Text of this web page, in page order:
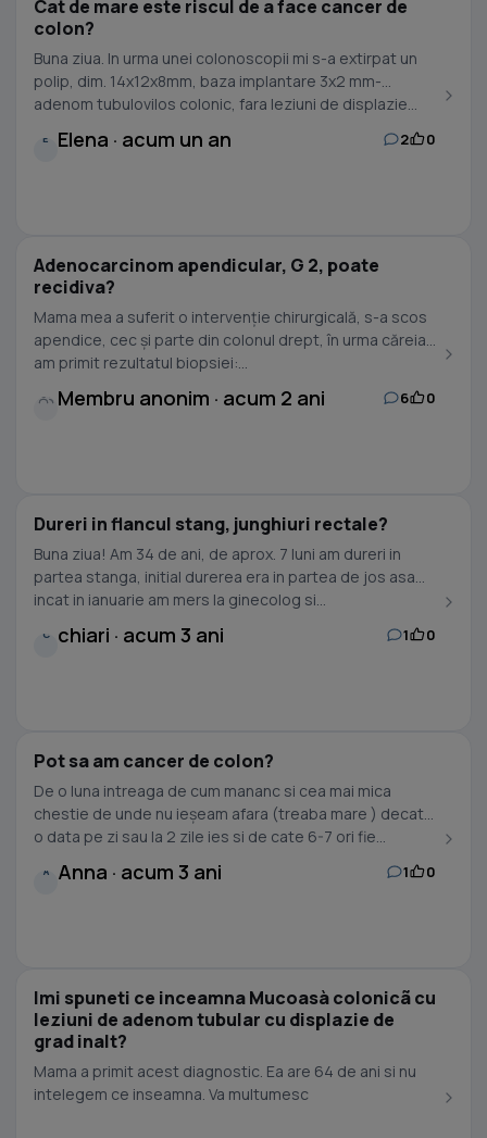
Cat de mare este riscul de a face cancer de
colon?
Buna ziua. In urma unei colonoscopii mi s-a extirpat un
polip, dim. 14x12x8mm, baza implantare 3x2 mm-
adenom tubulovilos colonic, fara leziuni de displazie...
E Elena · acum un an 2 0
Adenocarcinom apendicular, G 2, poate
recidiva?
Mama mea a suferit o intervenție chirurgicală, s-a scos
apendice, cec și parte din colonul drept, în urma căreia
am primit rezultatul biopsiei:...
Membru anonim · acum 2 ani 6 0
Dureri in flancul stang, junghiuri rectale?
Buna ziua! Am 34 de ani, de aprox. 7 luni am dureri in
partea stanga, initial durerea era in partea de jos asa
incat in ianuarie am mers la ginecolog si...
C chiari · acum 3 ani 1 0
Pot sa am cancer de colon?
De o luna intreaga de cum mananc si cea mai mica
chestie de unde nu ieșeam afara (treaba mare ) decat
o data pe zi sau la 2 zile ies si de cate 6-7 ori fie...
A Anna · acum 3 ani 1 0
Imi spuneti ce inceamna Mucoasà colonicã cu
leziuni de adenom tubular cu displazie de
grad inalt?
Mama a primit acest diagnostic. Ea are 64 de ani si nu
intelegem ce inseamna. Va multumesc